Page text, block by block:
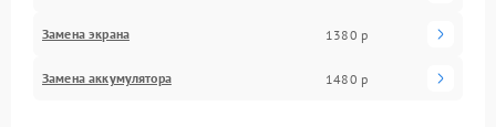
Замена экрана 1380 р
Замена аккумулятора 1480 р